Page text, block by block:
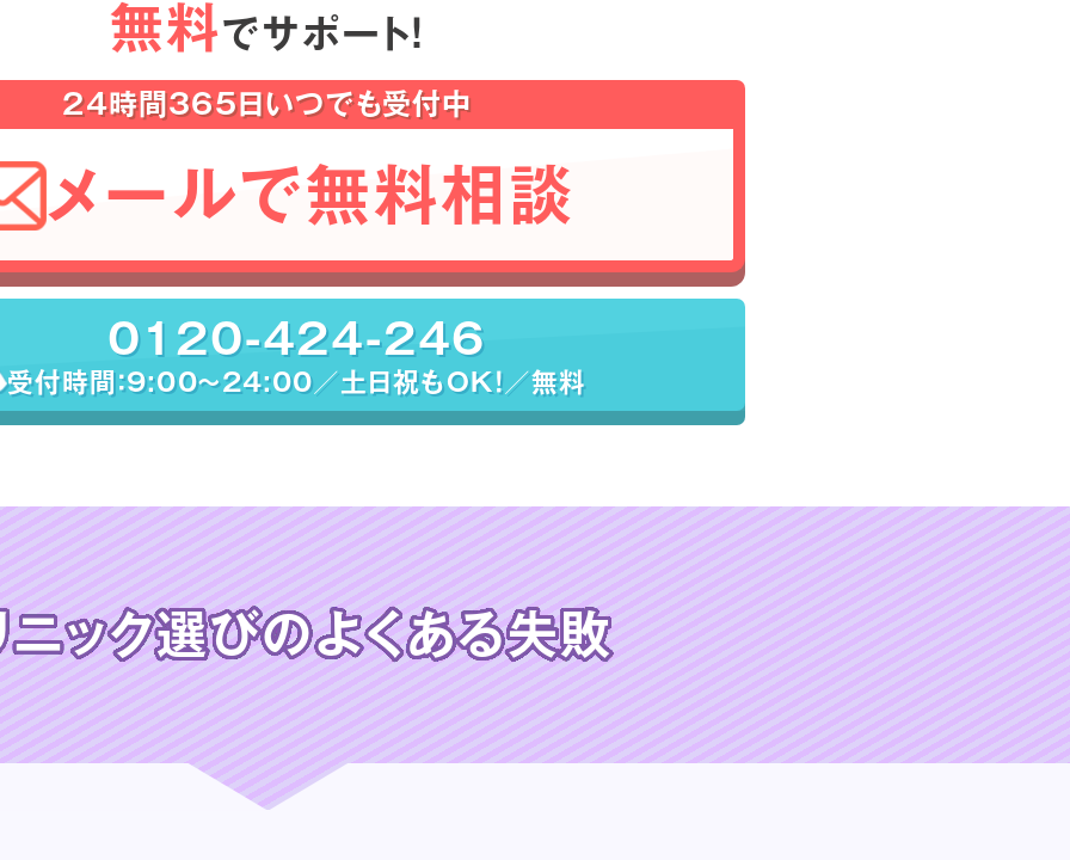
無料でサポート！
24時間365日いつでも受付中
メールで無料相談
0120-424-246
受付時間：9:00〜24:00／土日祝もOK！／無料
ニック選びのよくある失敗